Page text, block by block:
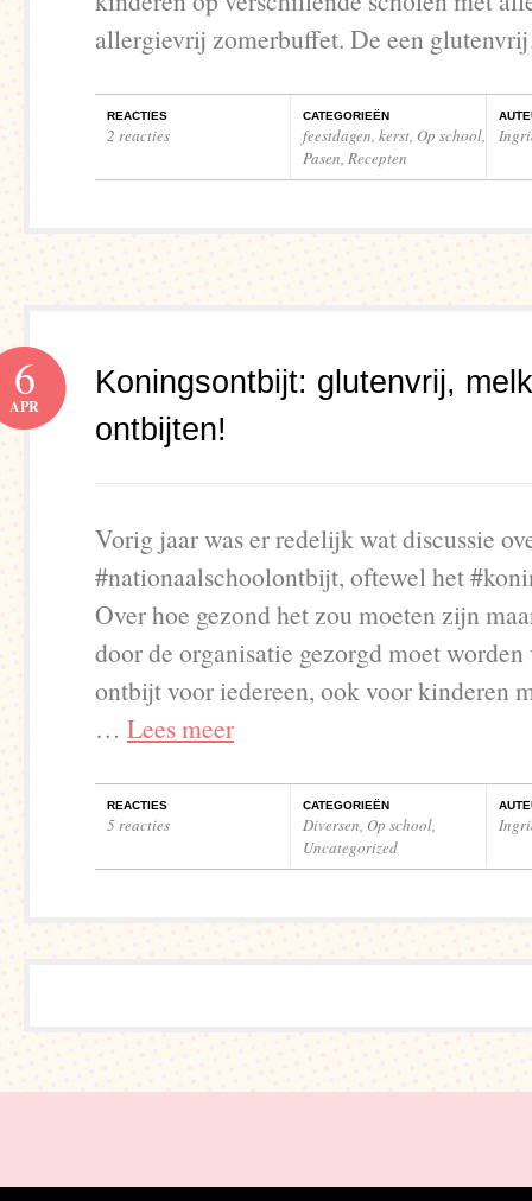
allergievrij zomerbuffet. De een
REACTIES
2 reacties
CATEGORIEËN
feestdagen, kerst, Op school,
Pasen, Recepten
Koningsontbijt: glutenvrij,
ontbijten!
6
APR
Vorig jaar was er redelijk wat discussie
#nationaalschoolontbijt, oftewel het
Over hoe gezond het zou moeten zijn
door de organisatie gezorgd moet worden
ontbijt voor iedereen, ook voor kinderen
… Lees meer
REACTIES
5 reacties
CATEGORIEËN
Diversen, Op school,
Uncategorized